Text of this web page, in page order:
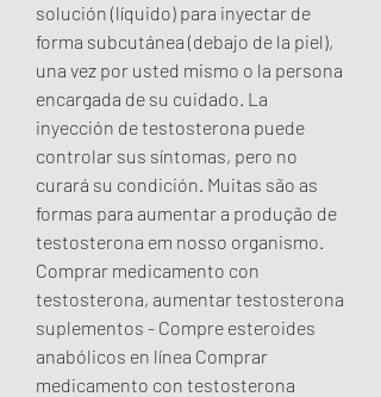
solución (líquido) para inyectar de
forma subcutánea (debajo de la piel),
una vez por usted mismo o la persona
encargada de su cuidado. La
inyección de testosterona puede
controlar sus síntomas, pero no
curará su condición. Muitas são as
formas para aumentar a produção de
testosterona em nosso organismo.
Comprar medicamento con
testosterona, aumentar testosterona
suplementos - Compre esteroides
anabólicos en línea Comprar
medicamento con testosterona